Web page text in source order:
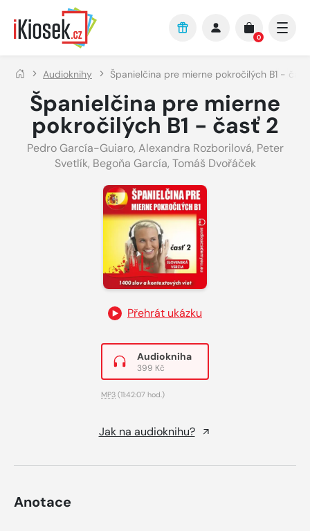
Přejít na hlavní obsah
0
Audioknihy Španielčina pre mierne pokročilých B1 - časť
Španielčina pre mierne
pokročilých B1 - časť 2
Pedro García-Guiaro, Alexandra Rozborilová, Peter
Svetlík, Begoňa García, Tomáš Dvořáček
Přehrát ukázku
Audiokniha
399 Kč
MP3 (11:42:07 hod.)
Jak na audioknihu?
Anotace